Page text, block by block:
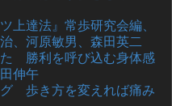
上達法』常歩研究会編、
、河原敏男、森田英二
た 勝利を呼び込む身体感
伸午
グ 歩き方を変えれば痛み